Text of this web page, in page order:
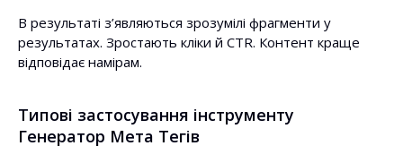
В результаті з’являються зрозумілі фрагменти у
результатах. Зростають кліки й CTR. Контент краще
відповідає намірам.
Типові застосування інструменту
Генератор Мета Тегів